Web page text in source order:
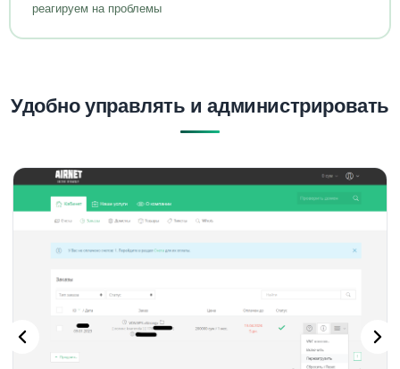
реагируем на проблемы
Удобно управлять и администрировать